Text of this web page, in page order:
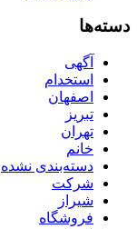
دسته‌ها
آگهی
استخدام
اصفهان
تبریز
تهران
خانم
دسته‌بندی نشده
شرکت
شیراز
فروشگاه